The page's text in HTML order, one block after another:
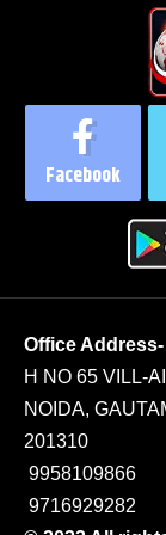
Office Address-
H NO 65 VILL-
NOIDA,
201310
9958109866
9716929282
Facebook